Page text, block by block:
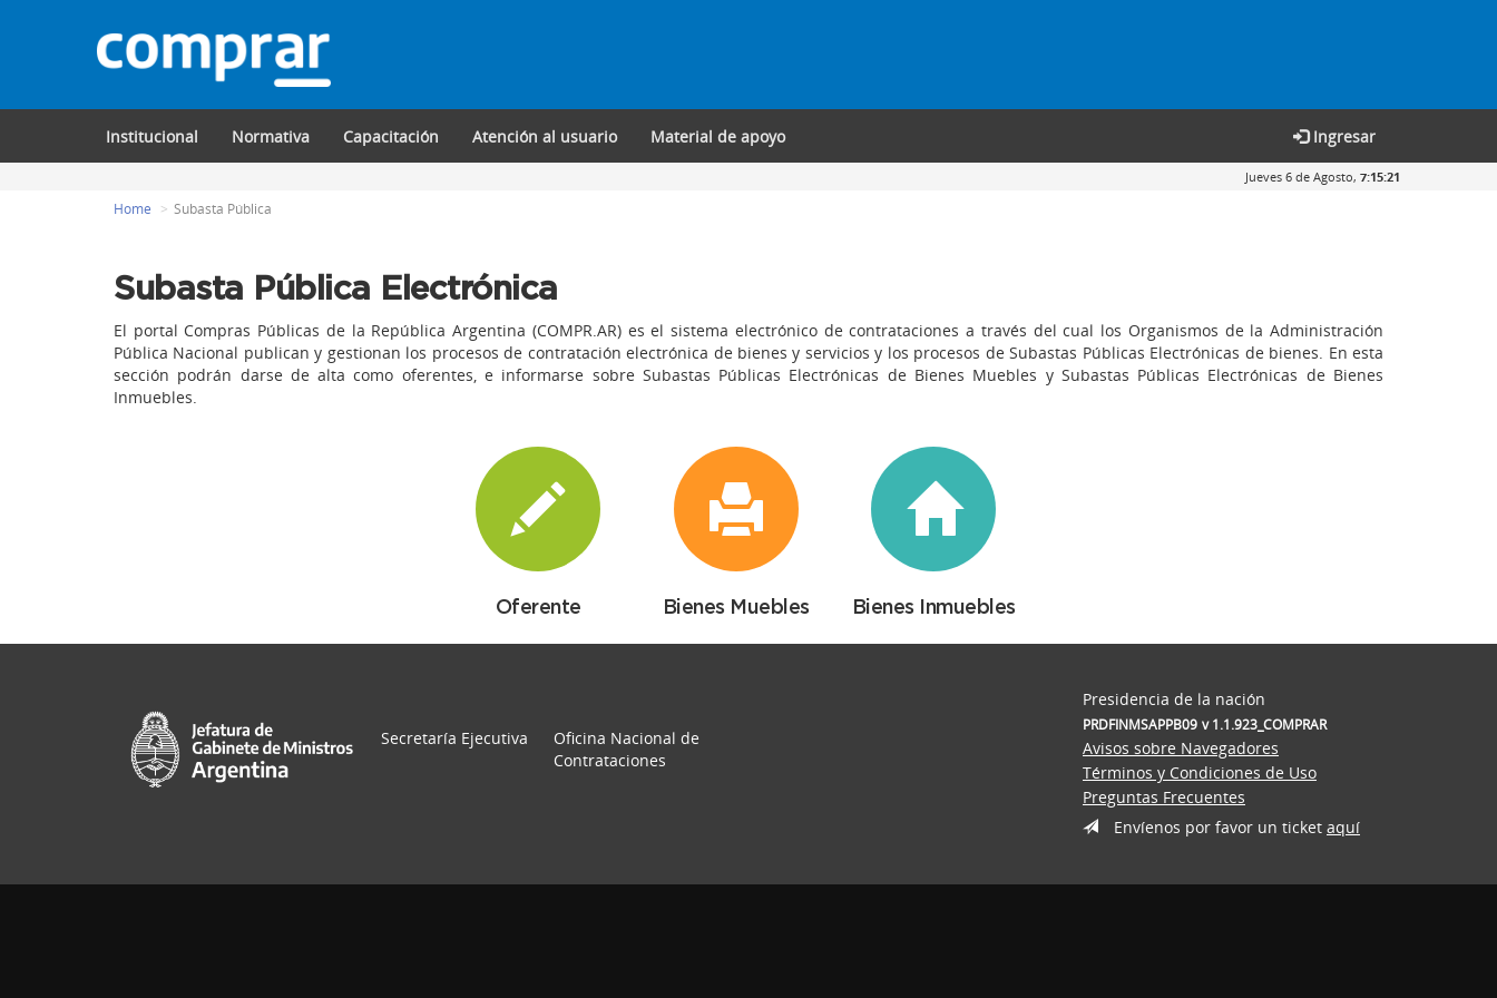
Institucional Normativa Capacitación Atención al usuario Material de apoyo Ingresar
Jueves 6 de Agosto, 7:15:21
Home Subasta Pública
Subasta Pública Electrónica
El portal Compras Públicas de la República Argentina (COMPR.AR) es el sistema electrónico de contrataciones a través del cual los Organismos de la Administración
Pública Nacional publican y gestionan los procesos de contratación electrónica de bienes y servicios y los procesos de Subastas Públicas Electrónicas de bienes. En esta
sección podrán darse de alta como oferentes, e informarse sobre Subastas Públicas Electrónicas de Bienes Muebles y Subastas Públicas Electrónicas de Bienes
Inmuebles.
Oferente Bienes Muebles Bienes Inmuebles
Secretaría Ejecutiva
Oficina Nacional de
Contrataciones
Presidencia de la nación
PRDFINMSAPPB09 v 1.1.923_COMPRAR
Avisos sobre Navegadores
Términos y Condiciones de Uso
Preguntas Frecuentes
Envíenos por favor un ticket aquí